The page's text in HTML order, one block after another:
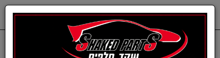
פילטר מזגן-שברולט